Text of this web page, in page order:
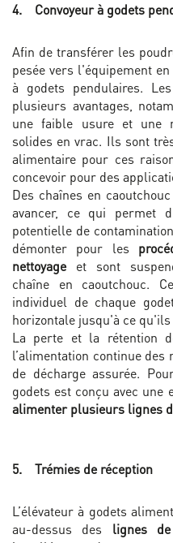
4. Convoyeur à godets
Afin de transférer les
pesée vers l'équipement
à godets pendulaires. Les
plusieurs avantages,
une faible usure et une
solides en vrac. Ils sont
alimentaire pour ces
concevoir pour des
Des chaînes en
avancer, ce qui permet
potentielle de
démonter pour les
nettoyage et sont
chaîne en caoutchouc.
individuel de chaque
horizontale jusqu'à ce
La perte et la rétention
l’alimentation continue
de décharge assurée.
godets est conçu avec
alimenter plusieurs lignes
5. Trémies de réception
L’élévateur à godets
au-dessus des lignes